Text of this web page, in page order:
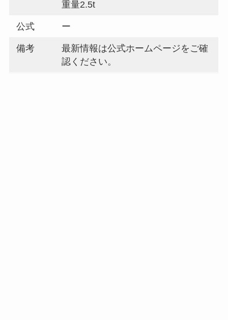
重量2.5t
公式 ー
備考
最新情報は公式ホームページをご確
認ください。